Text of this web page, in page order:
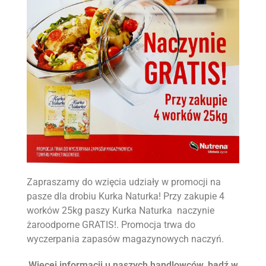
Pozostałe rolnicze
Opał
Kostka brukowa
Zapraszamy do wzięcia udziały w promocji na
pasze dla drobiu Kurka Naturka! Przy zakupie 4
worków 25kg paszy Kurka Naturka naczynie
żaroodporne GRATIS!. Promocja trwa do
wyczerpania zapasów magazynowych naczyń.